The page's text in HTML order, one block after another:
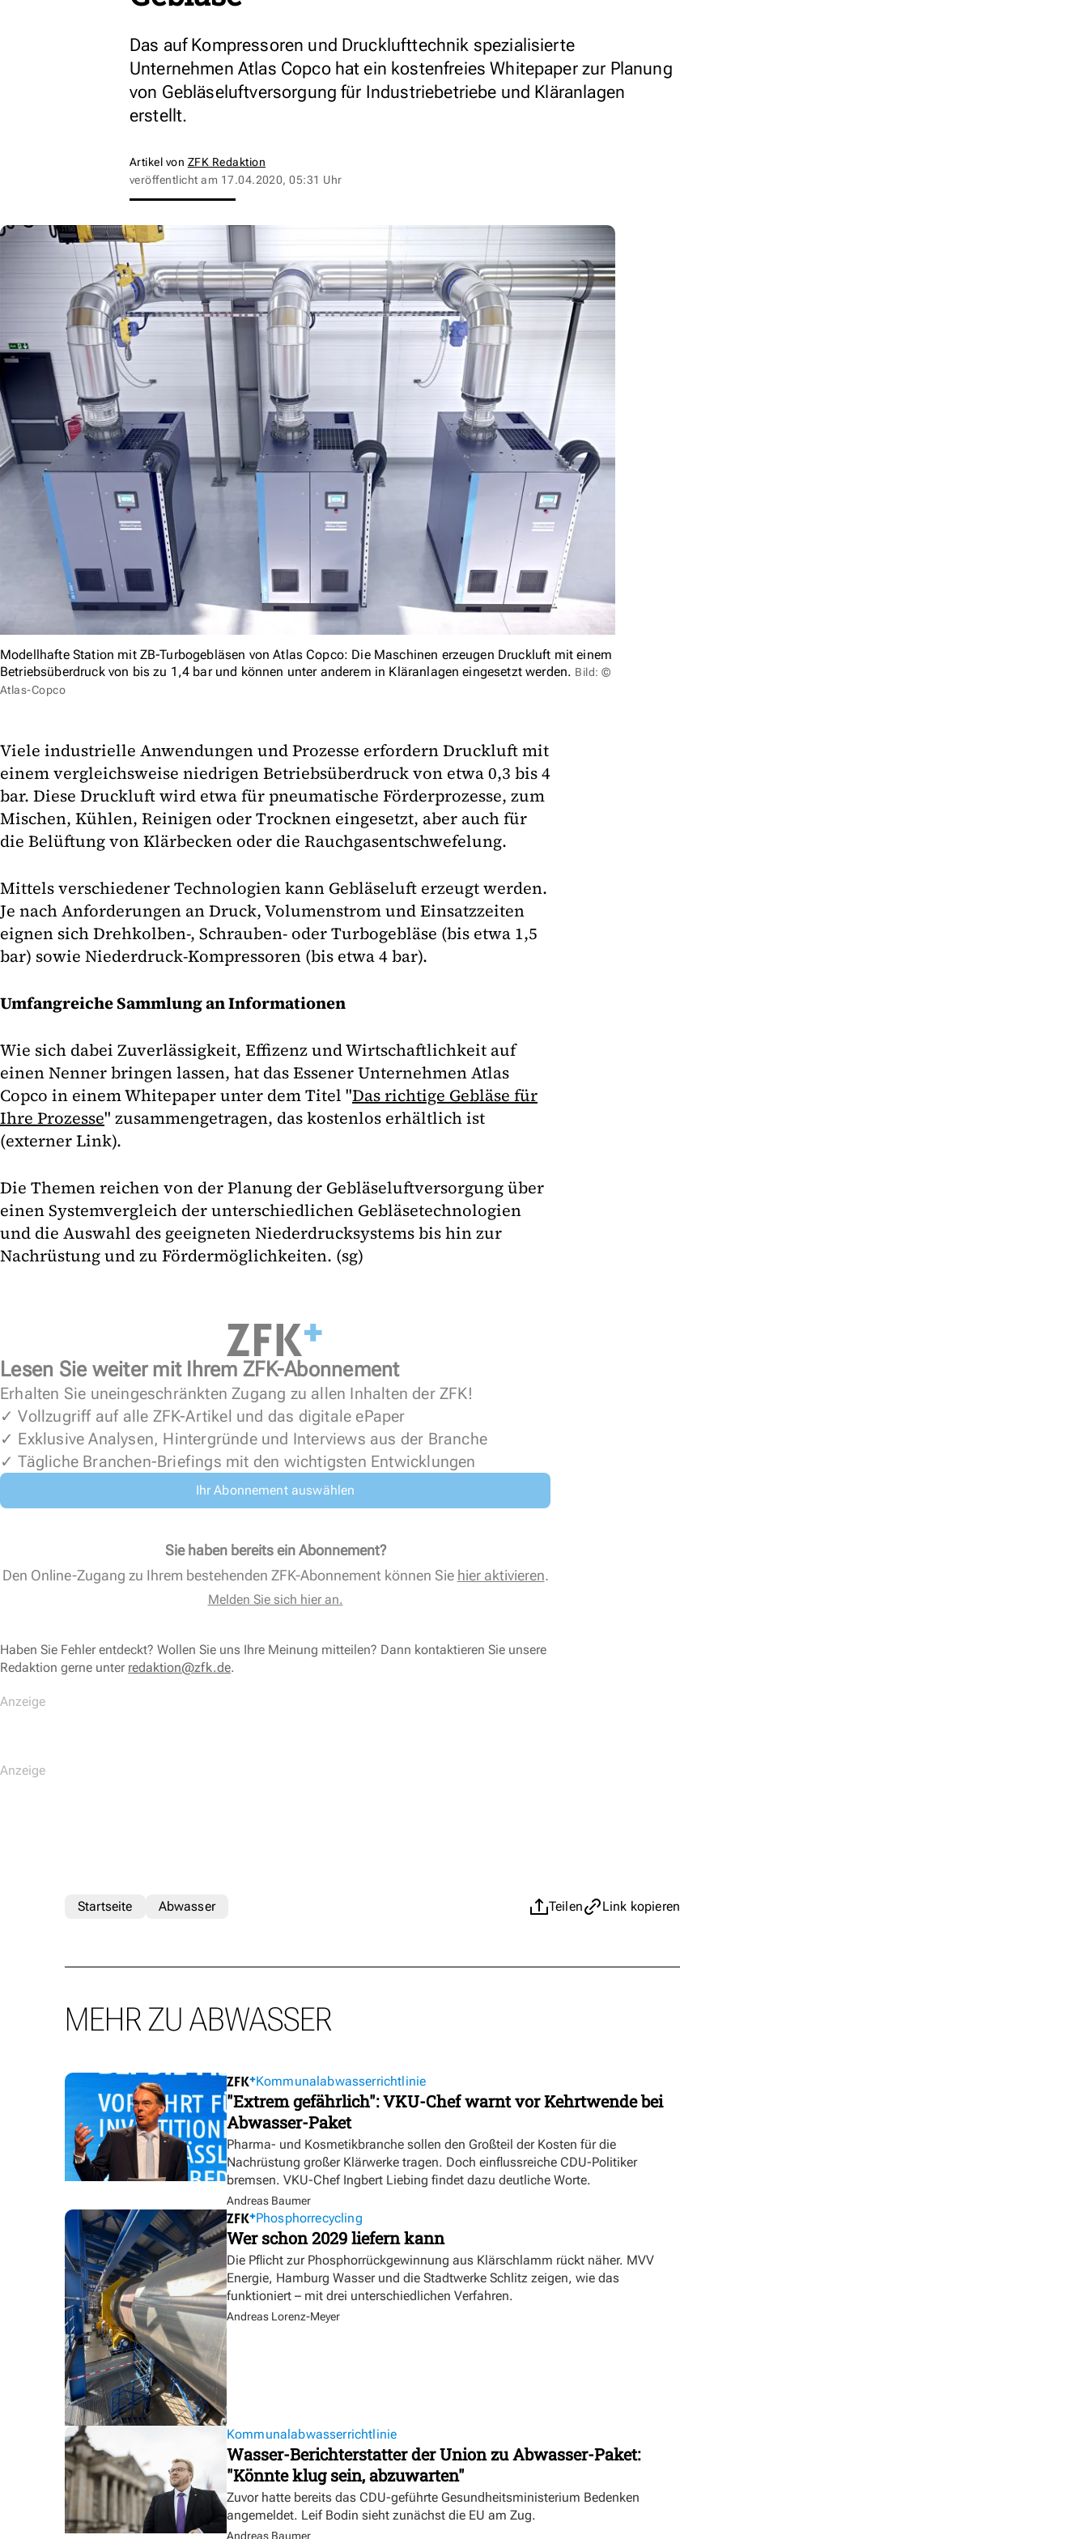
Das auf Kompressoren und Drucklufttechnik spezialisierte
Unternehmen Atlas Copco hat ein kostenfreies Whitepaper zur Planung
von Gebläseluftversorgung für Industriebetriebe und Kläranlagen
erstellt.
Artikel von ZFK Redaktion
veröffentlicht am 17.04.2020, 05:31 Uhr
Modellhafte Station mit ZB-Turbogebläsen von Atlas Copco: Die Maschinen erzeugen Druckluft mit einem
Betriebsüberdruck von bis zu 1,4 bar und können unter anderem in Kläranlagen eingesetzt werden. Bild: ©
Atlas-Copco
Viele industrielle Anwendungen und Prozesse erfordern Druckluft mit
einem vergleichsweise niedrigen Betriebsüberdruck von etwa 0,3 bis 4
bar. Diese Druckluft wird etwa für pneumatische Förderprozesse, zum
Mischen, Kühlen, Reinigen oder Trocknen eingesetzt, aber auch für
die Belüftung von Klärbecken oder die Rauchgasentschwefelung.
Mittels verschiedener Technologien kann Gebläseluft erzeugt werden.
Je nach Anforderungen an Druck, Volumenstrom und Einsatzzeiten
eignen sich Drehkolben-, Schrauben- oder Turbogebläse (bis etwa 1,5
bar) sowie Niederdruck-Kompressoren (bis etwa 4 bar).
Umfangreiche Sammlung an Informationen
Wie sich dabei Zuverlässigkeit, Effizenz und Wirtschaftlichkeit auf
einen Nenner bringen lassen, hat das Essener Unternehmen Atlas
Copco in einem Whitepaper unter dem Titel "Das richtige Gebläse für
Ihre Prozesse" zusammengetragen, das kostenlos erhältlich ist
(externer Link).
Die Themen reichen von der Planung der Gebläseluftversorgung über
einen Systemvergleich der unterschiedlichen Gebläsetechnologien
und die Auswahl des geeigneten Niederdrucksystems bis hin zur
Nachrüstung und zu Fördermöglichkeiten. (sg)
Lesen Sie weiter mit Ihrem ZFK-Abonnement
Erhalten Sie uneingeschränkten Zugang zu allen Inhalten der ZFK!
✓ Vollzugriff auf alle ZFK-Artikel und das digitale ePaper
✓ Exklusive Analysen, Hintergründe und Interviews aus der Branche
✓ Tägliche Branchen-Briefings mit den wichtigsten Entwicklungen
Ihr Abonnement auswählen
Sie haben bereits ein Abonnement?
Den Online-Zugang zu Ihrem bestehenden ZFK-Abonnement können Sie hier aktivieren.
Melden Sie sich hier an.
Haben Sie Fehler entdeckt? Wollen Sie uns Ihre Meinung mitteilen? Dann kontaktieren Sie unsere
Redaktion gerne unter redaktion@zfk.de.
Teilen Link kopieren
Startseite Abwasser
MEHR ZU ABWASSER
Kommunalabwasserrichtlinie
"Extrem gefährlich": VKU-Chef warnt vor Kehrtwende bei
Abwasser-Paket
Pharma- und Kosmetikbranche sollen den Großteil der Kosten für die
Nachrüstung großer Klärwerke tragen. Doch einflussreiche CDU-Politiker
bremsen. VKU-Chef Ingbert Liebing findet dazu deutliche Worte.
Andreas Baumer
Phosphorrecycling
Wer schon 2029 liefern kann
Die Pflicht zur Phosphorrückgewinnung aus Klärschlamm rückt näher. MVV
Energie, Hamburg Wasser und die Stadtwerke Schlitz zeigen, wie das
funktioniert – mit drei unterschiedlichen Verfahren.
Andreas Lorenz-Meyer
Kommunalabwasserrichtlinie
Wasser-Berichterstatter der Union zu Abwasser-Paket:
"Könnte klug sein, abzuwarten"
Zuvor hatte bereits das CDU-geführte Gesundheitsministerium Bedenken
angemeldet. Leif Bodin sieht zunächst die EU am Zug.
Andreas Baumer